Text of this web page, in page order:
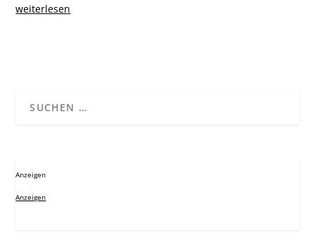
weiterlesen
Anzeigen
Anzeigen